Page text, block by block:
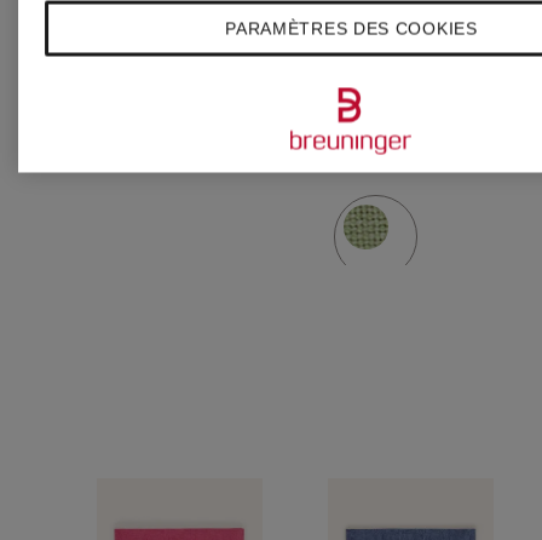
à vin
: 40 ml
cm
19,95 €
PARAMÈTRES DES COOKIES